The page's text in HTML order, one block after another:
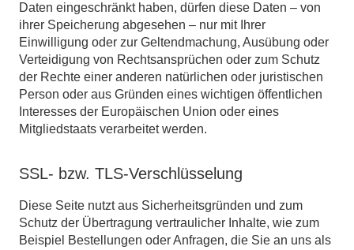
Daten eingeschränkt haben, dürfen diese Daten – von
ihrer Speicherung abgesehen – nur mit Ihrer
Einwilligung oder zur Geltendmachung, Ausübung oder
Verteidigung von Rechtsansprüchen oder zum Schutz
der Rechte einer anderen natürlichen oder juristischen
Person oder aus Gründen eines wichtigen öffentlichen
Interesses der Europäischen Union oder eines
Mitgliedstaats verarbeitet werden.
SSL- bzw. TLS-Verschlüsselung
Diese Seite nutzt aus Sicherheitsgründen und zum
Schutz der Übertragung vertraulicher Inhalte, wie zum
Beispiel Bestellungen oder Anfragen, die Sie an uns als